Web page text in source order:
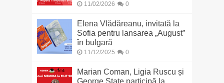
11/02/2026 0
Elena Vlădăreanu, invitată la
Sofia pentru lansarea „August”
în bulgară
11/12/2025 0
Marian Coman, Ligia Ruscu și